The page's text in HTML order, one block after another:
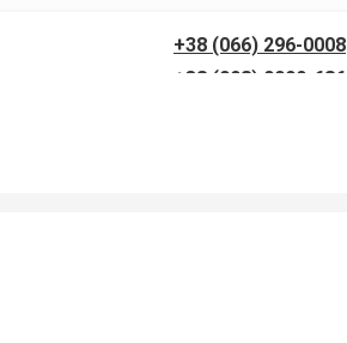
+38 (066) 296-0008
+38 (098) 0099-686
із гарантією якості. Виїзд